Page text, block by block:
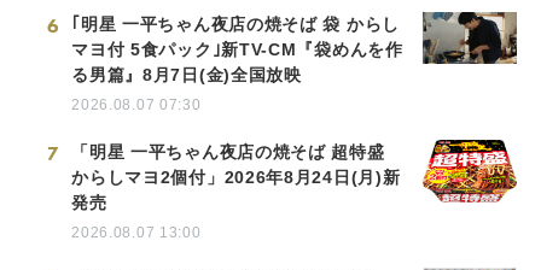
6
｢明星 一平ちゃん夜店の焼そば 袋 からし
マヨ付 5食パック｣新TV-CM『袋めんを作
る男篇』8月7日(金)全国放映
2026.08.07 07:30
7
「明星 一平ちゃん夜店の焼そば 超特盛
からしマヨ2個付」2026年8月24日(月)新
発売
2026.08.07 13:00